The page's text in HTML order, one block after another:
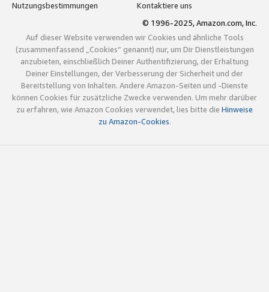
Nutzungsbestimmungen
Kontaktiere uns
© 1996-2025, Amazon.com, Inc.
Auf dieser Website verwenden wir Cookies und ähnliche Tools
(zusammenfassend „Cookies“ genannt) nur, um Dir Dienstleistungen
anzubieten, einschließlich Deiner Authentifizierung, der Erhaltung
Deiner Einstellungen, der Verbesserung der Sicherheit und der
Bereitstellung von Inhalten. Andere Amazon-Seiten und -Dienste
können Cookies für zusätzliche Zwecke verwenden. Um mehr darüber
zu erfahren, wie Amazon Cookies verwendet, lies bitte die Hinweise
zu Amazon-Cookies.